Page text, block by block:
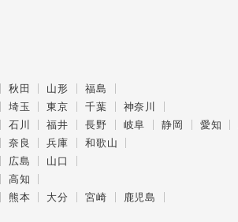
秋田 山形
福島
埼玉 東京 千葉
神奈川
石川 福井 長野 岐阜 静岡 愛知
奈良 兵庫
和歌山
広島
山口
高知
熊本 大分 宮崎
鹿児島